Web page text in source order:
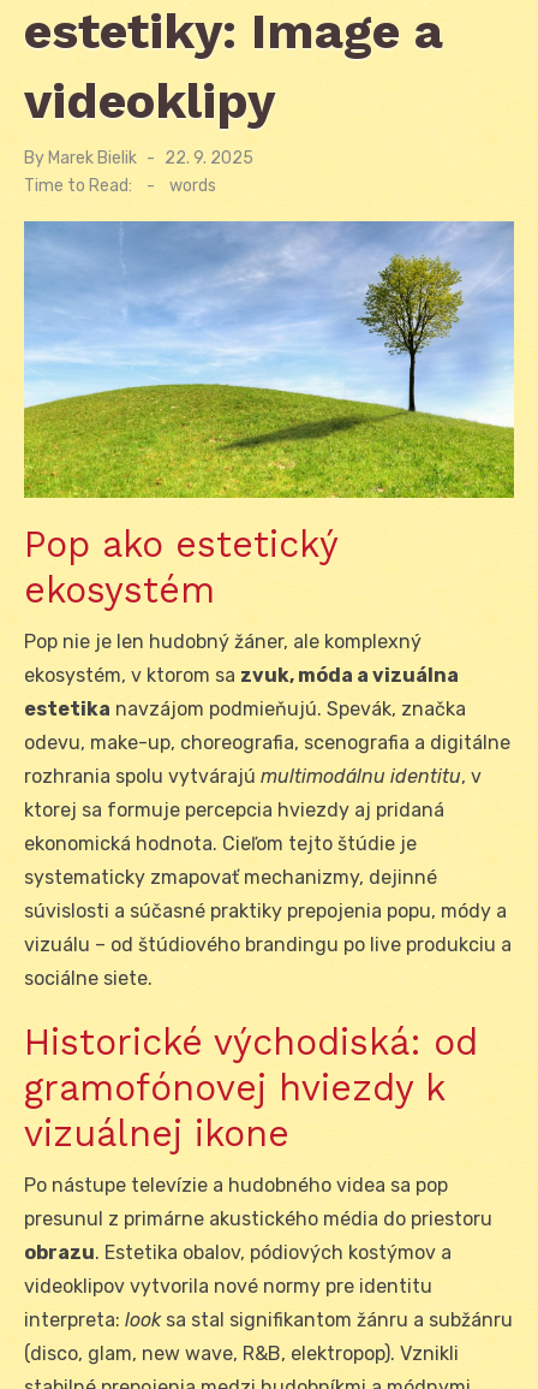
estetiky: Image a
videoklipy
By Marek Bielik
Posted
on
22. 9. 2025
Time to Read:
- words
Pop ako estetický
ekosystém
Pop nie je len hudobný žáner, ale komplexný
ekosystém, v ktorom sa zvuk, móda a vizuálna
estetika navzájom podmieňujú. Spevák, značka
odevu, make-up, choreografia, scenografia a digitálne
rozhrania spolu vytvárajú multimodálnu identitu, v
ktorej sa formuje percepcia hviezdy aj pridaná
ekonomická hodnota. Cieľom tejto štúdie je
systematicky zmapovať mechanizmy, dejinné
súvislosti a súčasné praktiky prepojenia popu, módy a
vizuálu – od štúdiového brandingu po live produkciu a
sociálne siete.
Historické východiská: od
gramofónovej hviezdy k
vizuálnej ikone
Po nástupe televízie a hudobného videa sa pop
presunul z primárne akustického média do priestoru
obrazu. Estetika obalov, pódiových kostýmov a
videoklipov vytvorila nové normy pre identitu
interpreta: looksa stal signifikantom žánru a subžánru
(disco, glam, new wave, R&B, elektropop). Vznikli